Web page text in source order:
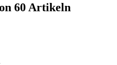
60 Artikeln